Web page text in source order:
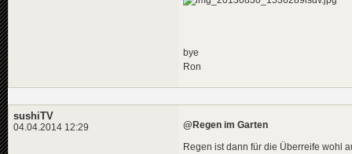
bye
Ron
sushiTV
04.04.2014 12:29 @Regen im Garten
Regen ist dann für die Überreife wohl